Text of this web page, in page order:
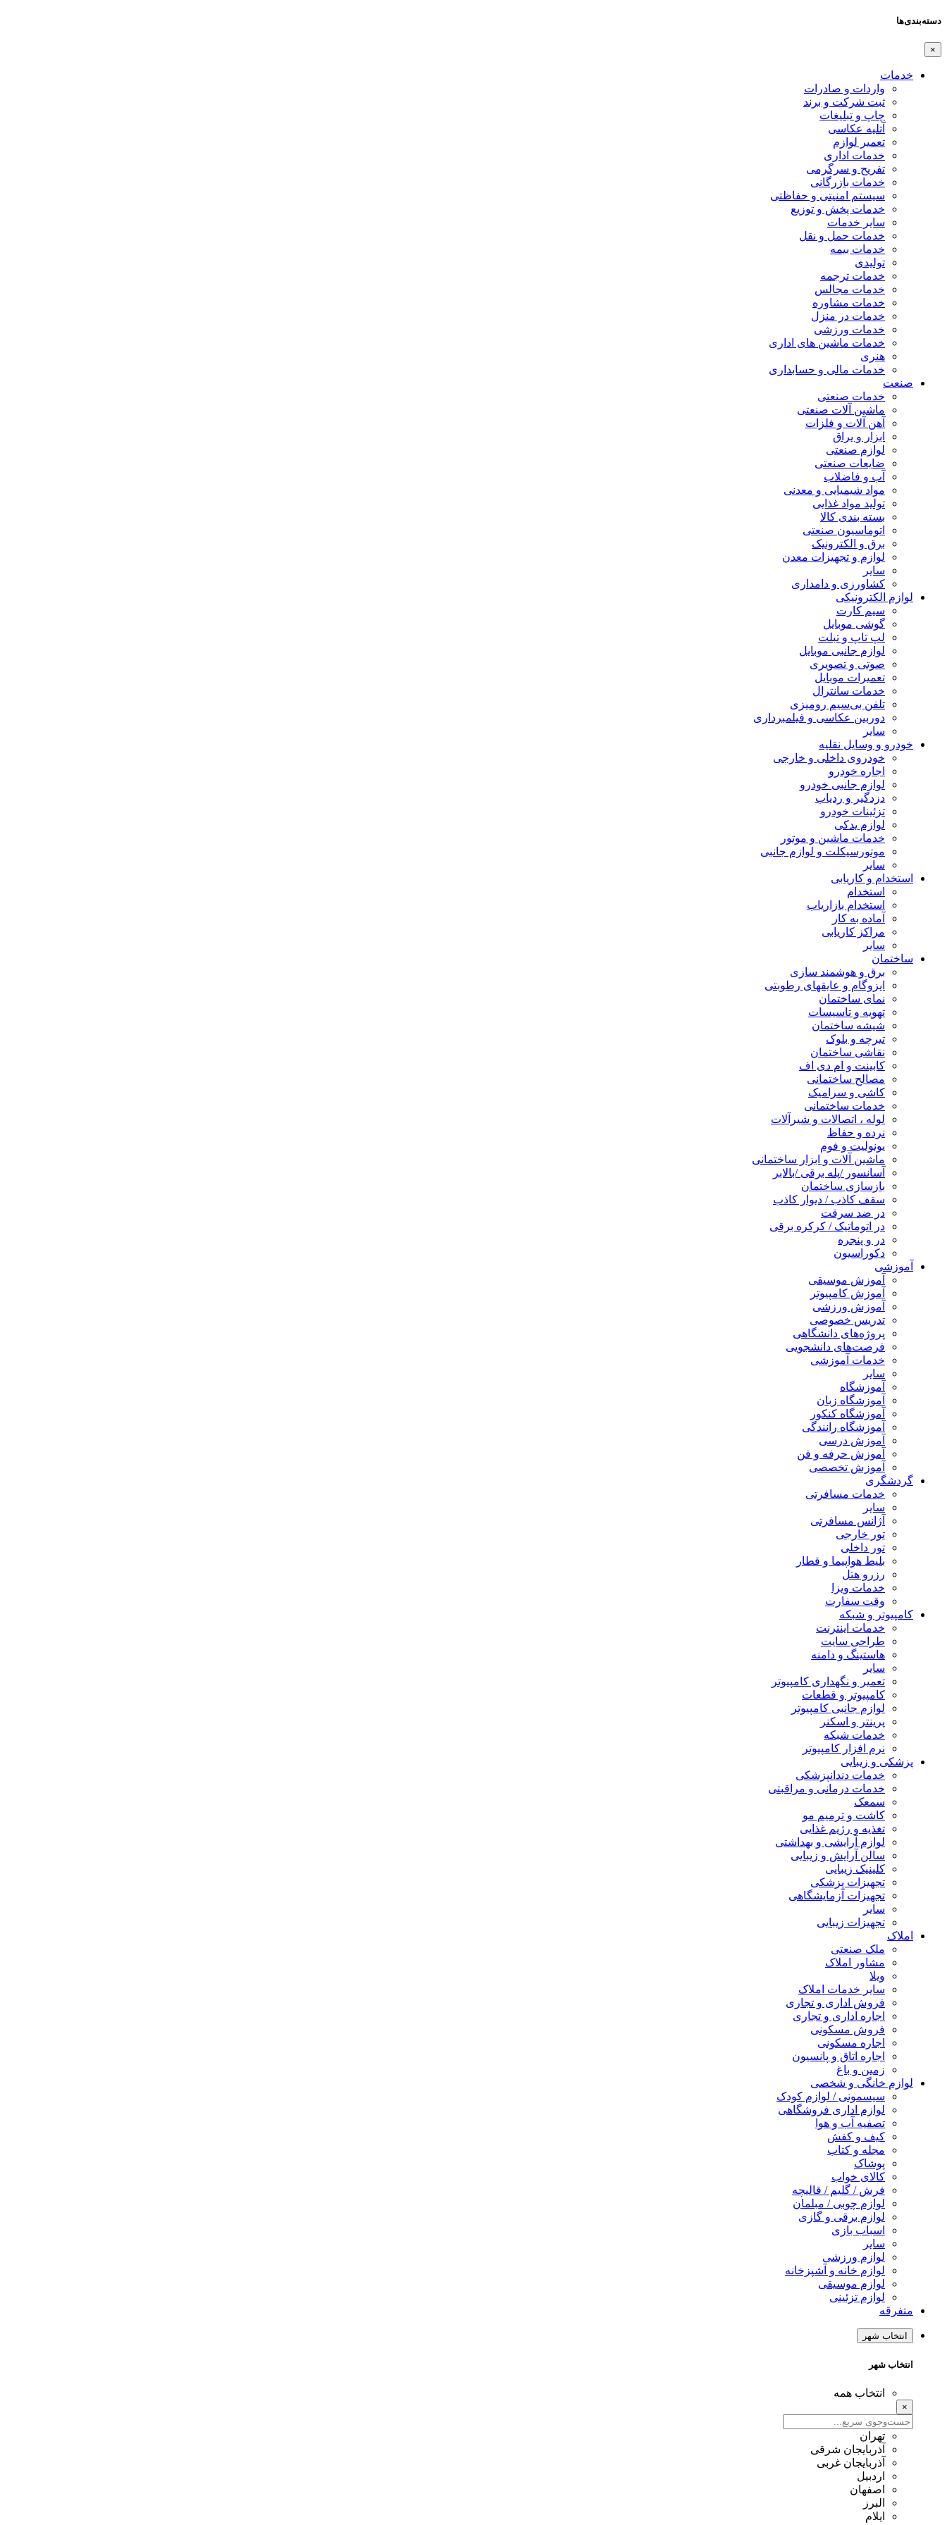
دسته‌بندی‌ها
×
خدمات
واردات و صادرات
ثبت شرکت و برند
چاپ و تبلیغات
آتلیه عکاسی
تعمیر لوازم
خدمات اداری
تفریح و سرگرمی
خدمات بازرگانی
سیستم امنیتی و حفاظتی
خدمات پخش و توزیع
سایر خدمات
خدمات حمل و نقل
خدمات بیمه
تولیدی
خدمات ترجمه
خدمات مجالس
خدمات مشاوره
خدمات در منزل
خدمات ورزشی
خدمات ماشین های اداری
هنری
خدمات مالی و حسابداری
صنعت
خدمات صنعتی
ماشین آلات صنعتی
آهن آلات و فلزات
ابزار و یراق
لوازم صنعتی
ضایعات صنعتی
آب و فاضلاب
مواد شیمیایی و معدنی
تولید مواد غذایی
بسته بندی کالا
اتوماسیون صنعتی
برق و الکترونیک
لوازم و تجهیزات معدن
سایر
کشاورزی و دامداری
لوازم الکترونیکی
سیم کارت
گوشی موبایل
لپ تاپ و تبلت
لوازم جانبی موبایل
صوتی و تصویری
تعمیرات موبایل
خدمات سانترال
تلفن بی‌سیم رومیزی
دوربین عکاسی و فیلمبرداری
سایر
خودرو و وسایل نقلیه
خودروی داخلی و خارجی
اجاره خودرو
لوازم جانبی خودرو
دزدگیر و ردیاب
تزئینات خودرو
لوازم یدکی
خدمات ماشین و موتور
موتورسیکلت و لوازم جانبی
سایر
استخدام و کاریابی
استخدام
استخدام بازاریاب
آماده به کار
مراکز کاریابی
سایر
ساختمان
برق و هوشمند سازی
ایزوگام و عایقهای رطوبتی
نمای ساختمان
تهویه و تاسیسات
شیشه ساختمان
تیرچه و بلوک
نقاشی ساختمان
کابینت و ام دی اف
مصالح ساختمانی
کاشی و سرامیک
خدمات ساختمانی
لوله ، اتصالات و شیرآلات
نرده و حفاظ
یونولیت و فوم
ماشین آلات و ابزار ساختمانی
آسانسور /پله برقی /بالابر
بازسازی ساختمان
سقف کاذب / دیوار کاذب
در ضد سرقت
در اتوماتیک / کرکره برقی
در و پنجره
دکوراسیون
آموزشی
آموزش موسیقی
آموزش کامپیوتر
آموزش ورزشی
تدریس خصوصی
پروژه‌های دانشگاهی
فرصت‌های دانشجویی
خدمات آموزشی
سایر
آموزشگاه
آموزشگاه زبان
آموزشگاه کنکور
آموزشگاه رانندگی
آموزش درسی
آموزش حرفه و فن
آموزش تخصصی
گردشگری
خدمات مسافرتی
سایر
آژانس مسافرتی
تور خارجی
تور داخلی
بلیط هواپیما و قطار
رزرو هتل
خدمات ویزا
وقت سفارت
کامپیوتر و شبکه
خدمات اینترنت
طراحی سایت
هاستینگ و دامنه
سایر
تعمیر و نگهداری کامپیوتر
کامپیوتر و قطعات
لوازم جانبی کامپیوتر
پرینتر و اسکنر
خدمات شبکه
نرم افزار کامپیوتر
پزشکی و زیبایی
خدمات دندانپزشکی
خدمات درمانی و مراقبتی
سمعک
کاشت و ترمیم مو
تغذیه و رژیم غذایی
لوازم آرایشی و بهداشتی
سالن آرایش و زیبایی
کلینیک زیبایی
تجهیزات پزشکی
تجهیزات آزمایشگاهی
سایر
تجهیزات زیبایی
املاک
ملک صنعتی
مشاور املاک
ویلا
سایر خدمات املاک
فروش اداری و تجاری
اجاره اداری و تجاری
فروش مسکونی
اجاره مسکونی
اجاره اتاق و پانسیون
زمین و باغ
لوازم خانگی و شخصی
سیسمونی / لوازم کودک
لوازم اداری فروشگاهی
تصفیه آب و هوا
کیف و کفش
مجله و کتاب
پوشاک
کالای خواب
فرش / گلیم / قالیچه
لوازم چوبی / مبلمان
لوازم برقی و گازی
اسباب بازی
سایر
لوازم ورزشی
لوازم خانه و آشپزخانه
لوازم موسیقی
لوازم تزئینی
متفرقه
انتخاب شهر
انتخاب شهر
انتخاب همه
×
تهران
آذربایجان شرقی
آذربایجان غربی
اردبیل
اصفهان
البرز
ایلام